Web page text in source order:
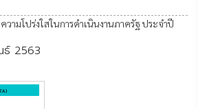
ามโปร่งใสในการดำเนินงานภาครัฐ ประจำปี
ธ์ 2563